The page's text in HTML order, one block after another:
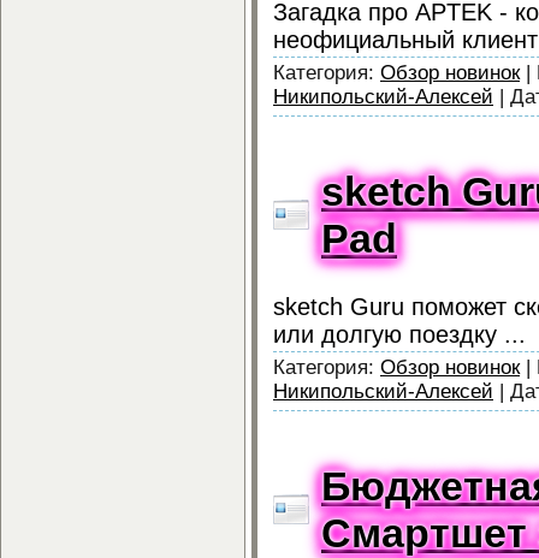
Загадка про APTEK -
неофициальный
Категория: Обзор новинок|
Никипольский-Алексей
sketch
Pad
sketch Guru поможет
или долгую поездку ...
Категория: Обзор новинок|
Никипольский-Алексей
Смартшет